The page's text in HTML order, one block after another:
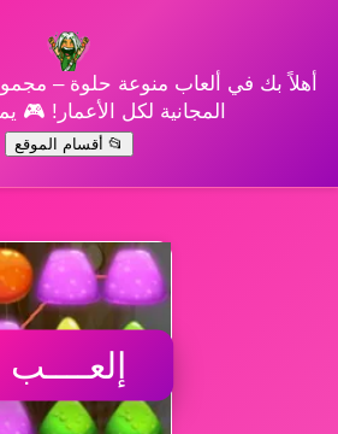
أهلاً بك في ألعاب منوعة حلوة –
المجانية لكل الأعمار! 🎮
📂 أقسام الموقع
إلعــــب